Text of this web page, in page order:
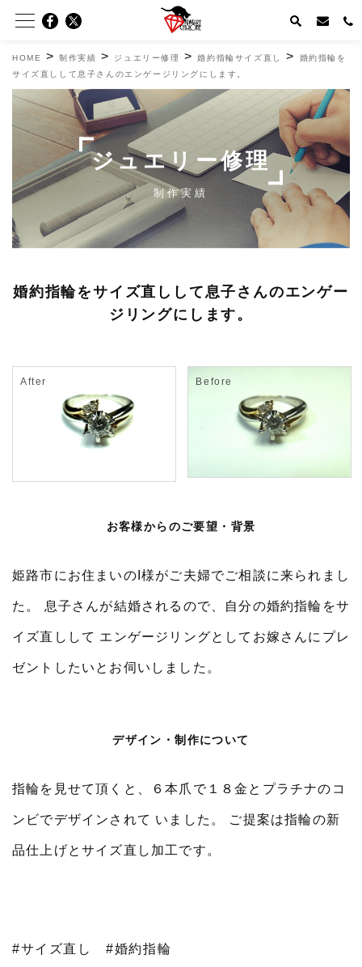
HOME >制作実績 > ジュエリー修理 >婚約指輪サイズ直し >
婚約指輪を
サイズ直しして息子さんのエンゲージリングにします。
ジュエリー修理
制作実績
婚約指輪をサイズ直しして息子さんのエンゲー
ジリングにします。
お客様からのご要望・背景
姫路市にお住まいのI様がご夫婦でご相談に来られまし
た。 息子さんが結婚されるので、自分の婚約指輪をサ
イズ直しして エンゲージリングとしてお嫁さんにプレ
ゼントしたいとお伺いしました。
デザイン・制作について
指輪を見せて頂くと、６本爪で１８金とプラチナのコ
ンビでデザインされて いました。 ご提案は指輪の新
品仕上げとサイズ直し加工です。
#サイズ直し #婚約指輪